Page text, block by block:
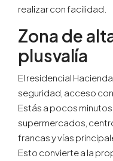
realizar con facilidad.
Zona de
plusvalía
El residencial
seguridad, acceso
Estás a pocos
supermercados,
francas y vías
Esto convierte a la